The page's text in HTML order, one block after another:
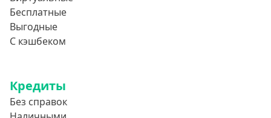
Бесплатные
Выгодные
С кэшбеком
Кредиты
Без справок